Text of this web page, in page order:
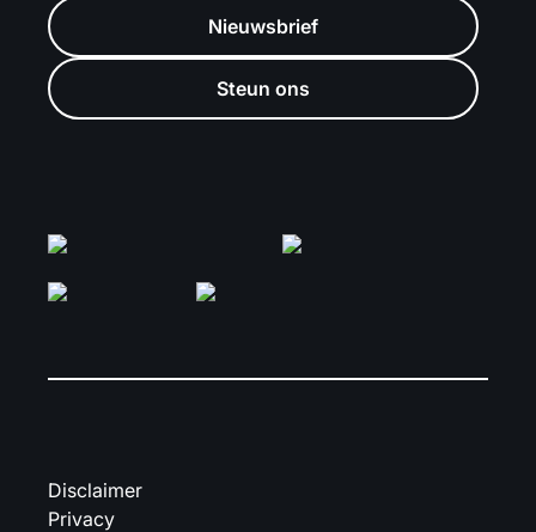
Nieuwsbrief
Steun ons
Disclaimer
Privacy